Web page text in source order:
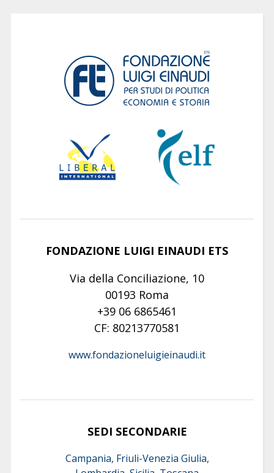
FONDAZIONE LUIGI EINAUDI ETS
Via della Conciliazione, 10
00193 Roma
+39 06 6865461
CF: 80213770581
www.fondazioneluigieinaudi.it
SEDI SECONDARIE
Campania, Friuli-Venezia Giulia,